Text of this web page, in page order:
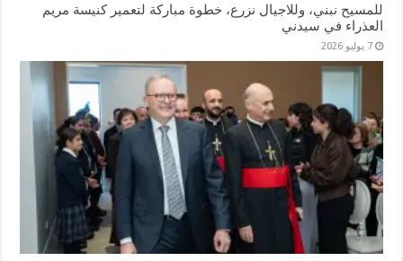
للمسيح نبني، وللاجيال نزرع، خطوة مباركة لتعمير كنيسة مريم
العذراء في سيدني
7 يوليو 2026